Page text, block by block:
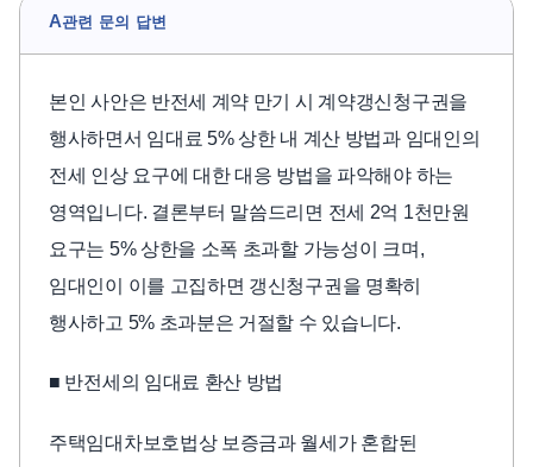
A관련 문의 답변
본인 사안은 반전세 계약 만기 시 계약갱신청구권을
행사하면서 임대료 5% 상한 내 계산 방법과 임대인의
전세 인상 요구에 대한 대응 방법을 파악해야 하는
영역입니다. 결론부터 말씀드리면 전세 2억 1천만원
요구는 5% 상한을 소폭 초과할 가능성이 크며,
임대인이 이를 고집하면 갱신청구권을 명확히
행사하고 5% 초과분은 거절할 수 있습니다.
■ 반전세의 임대료 환산 방법
주택임대차보호법상 보증금과 월세가 혼합된